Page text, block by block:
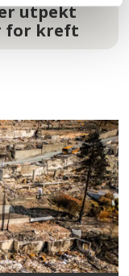
utpekt
for kreft